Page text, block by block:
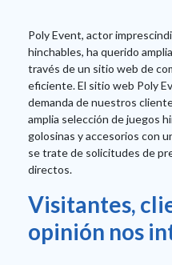
Poly Event, actor
hinchables, ha querido
través de un sitio web de
eficiente. El sitio web Poly
demanda de nuestros
amplia selección de juegos
golosinas y accesorios con
se trate de solicitudes de
directos.
Visitantes,
opinión nos